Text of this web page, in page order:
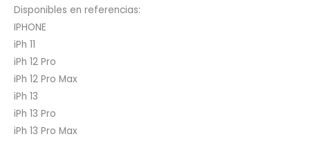
Disponibles en referencias:
IPHONE
iPh 11
iPh 12 Pro
iPh 12 Pro Max
iPh 13
iPh 13 Pro
iPh 13 Pro Max